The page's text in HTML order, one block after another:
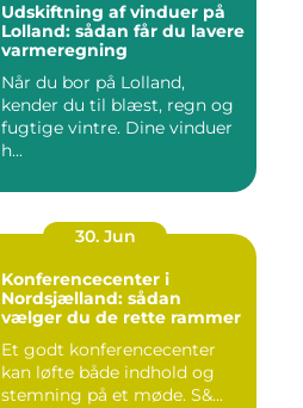
Udskiftning af vinduer på
Lolland: sådan får du lavere
varmeregning
Når du bor på Lolland,
kender du til blæst, regn og
fugtige vintre. Dine vinduer
h...
30. Jun
Konferencecenter i
Nordsjælland: sådan
vælger du de rette rammer
Et godt konferencecenter
kan løfte både indhold og
stemning på et møde. S&...